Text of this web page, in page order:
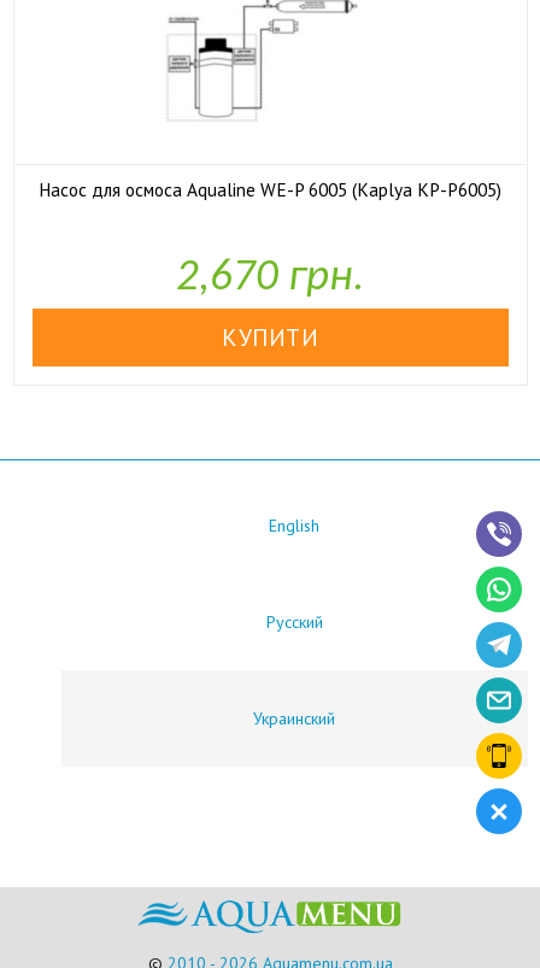
Насос для осмоса Aqualine WE-P 6005 (Kaplya KP-P6005)
2,670 грн.
English
Русский
Украинский
© 2010 - 2026 Aquamenu.com.ua